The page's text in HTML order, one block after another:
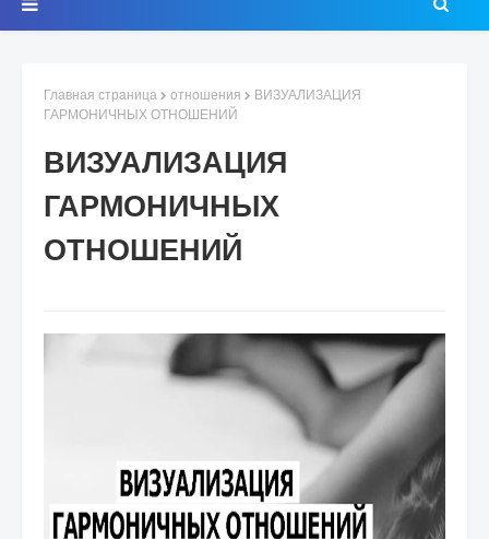
Главная страница отношения
ВИЗУАЛИЗАЦИЯ
ГАРМОНИЧНЫХ ОТНОШЕНИЙ
ВИЗУАЛИЗАЦИЯ
ГАРМОНИЧНЫХ
ОТНОШЕНИЙ